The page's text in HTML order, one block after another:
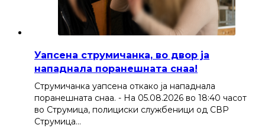
Уапсена струмичанка, во двор ја
нападнала поранешната снаа!
Струмичанка уапсена откако ја нападнала
поранешната снаа. - На 05.08.2026 во 18:40 часот
во Струмица, полициски службеници од СВР
Струмица…